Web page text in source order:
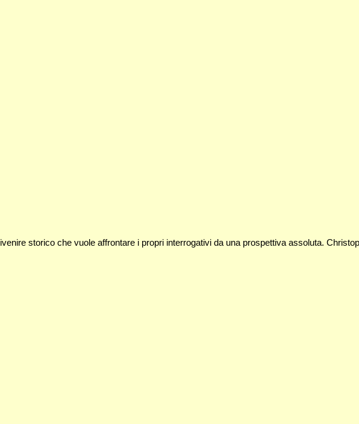
storico che vuole affrontare i propri interrogativi da una prospettiva assoluta.